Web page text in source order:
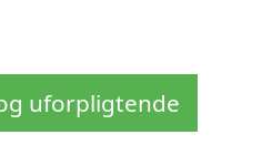
uforpligtende